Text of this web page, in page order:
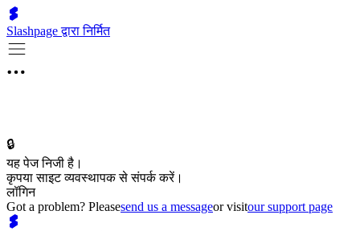
Slashpage द्वारा निर्मित
🔒
यह पेज निजी है।
कृपया साइट व्यवस्थापक से संपर्क करें।
लॉगिन
Got a problem? Pleasesend us a messageor visitour support page